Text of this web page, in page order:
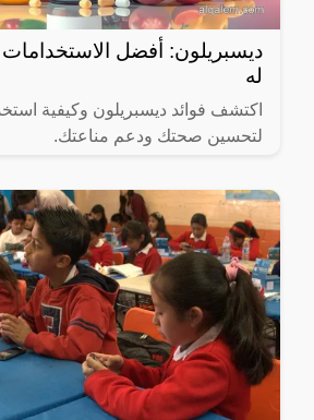
ديسبريلون: أفضل الاستخدامات
له
اكتشف فوائد ديسبريلون وكيفية
لتحسين صحتك ودعم مناعتك.